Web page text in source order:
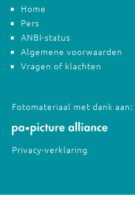
Home
Pers
ANBI-status
Algemene voorwaarden
Vragen of klachten
Fotomateriaal met dank aan:
Privacy-verklaring